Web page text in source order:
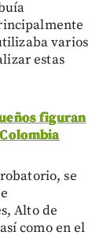
varios
estas
figuran
se
Alto de
como en el